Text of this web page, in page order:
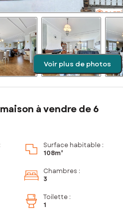
Voir plus de photos
à vendre de 6
Surface habitable :
108m²
Chambres :
3
Toilette :
1